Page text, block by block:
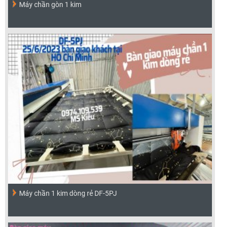
Máy chần gòn 1 kim
Máy chần 1 kim dòng rẻ DF-5PJ